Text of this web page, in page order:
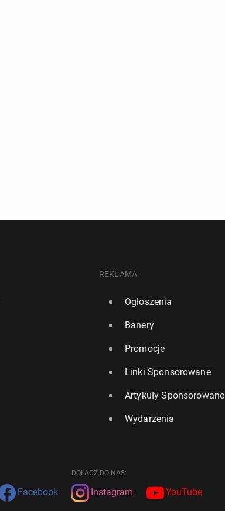
REKLAMA
Ogłoszenia
Banery
Promocje
Linki Sponsorowane
Artykuły Sponsorowane
Wydarzenia
DOŁĄCZ DO NAS:
Facebook Instagram YouTube